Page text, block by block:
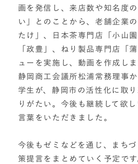
画を発信し、来店数や知名度
い」とのことから、老舗企業
たけ」、日本茶専門店「小山
「政豊」、ねり製品専門店「
ューを実施し、動画を作成しま
静岡商工会議所松浦常務理事
学生が、静岡市の活性化に取
りがたい。今後も継続して欲
言葉をいただきました。
今後もゼミなどを通じ、まち
策提言をまとめていく予定です